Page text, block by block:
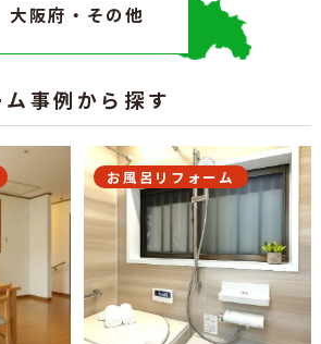
大阪府・その他
事例から探す
お風呂リフォーム